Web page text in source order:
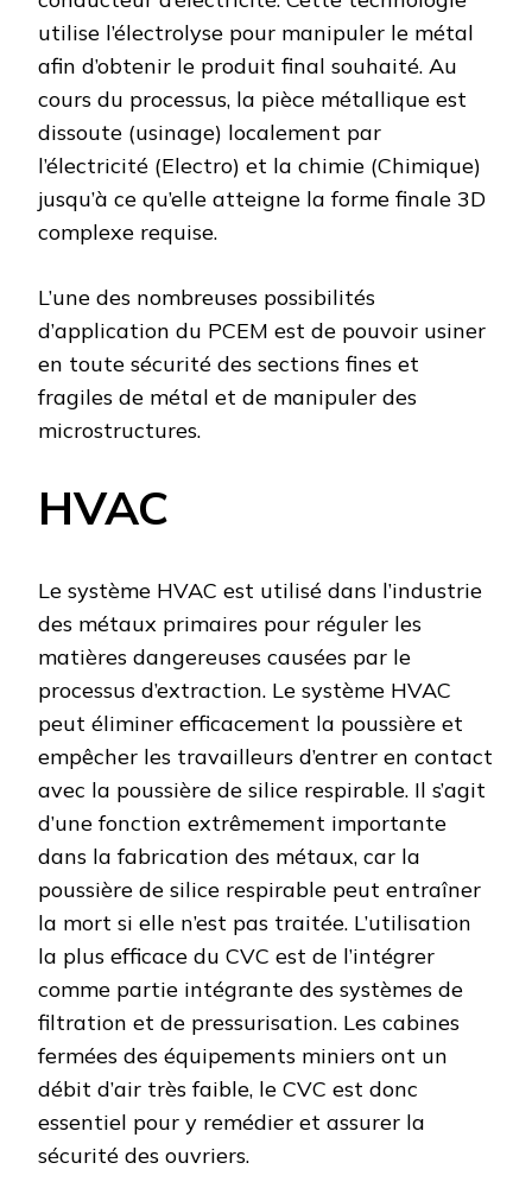
utilise l’électrolyse pour manipuler le métal
afin d’obtenir le produit final souhaité. Au
cours du processus, la pièce métallique est
dissoute (usinage) localement par
l’électricité (Electro) et la chimie (Chimique)
jusqu’à ce qu’elle atteigne la forme finale 3D
complexe requise.
L’une des nombreuses possibilités
d’application du PCEM est de pouvoir usiner
en toute sécurité des sections fines et
fragiles de métal et de manipuler des
microstructures.
HVAC
Le système HVAC est utilisé dans l’industrie
des métaux primaires pour réguler les
matières dangereuses causées par le
processus d’extraction. Le système HVAC
peut éliminer efficacement la poussière et
empêcher les travailleurs d’entrer en contact
avec la poussière de silice respirable. Il s’agit
d’une fonction extrêmement importante
dans la fabrication des métaux, car la
poussière de silice respirable peut entraîner
la mort si elle n’est pas traitée. L’utilisation
la plus efficace du CVC est de l’intégrer
comme partie intégrante des systèmes de
filtration et de pressurisation. Les cabines
fermées des équipements miniers ont un
débit d’air très faible, le CVC est donc
essentiel pour y remédier et assurer la
sécurité des ouvriers.